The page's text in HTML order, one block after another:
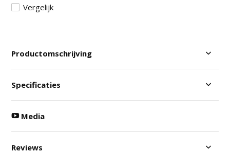
Vergelijk
Productomschrijving
Specificaties
Media
Reviews